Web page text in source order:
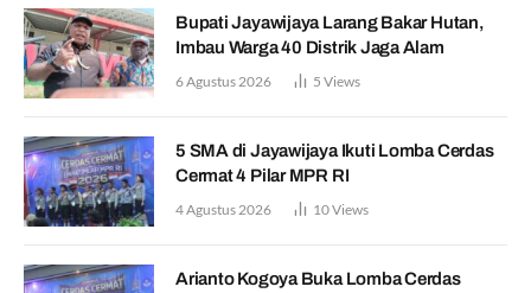
Bupati Jayawijaya Larang Bakar Hutan,
Imbau Warga 40 Distrik Jaga Alam
6 Agustus 2026 5 Views
5 SMA di Jayawijaya Ikuti Lomba Cerdas
Cermat 4 Pilar MPR RI
4 Agustus 2026 10Views
Arianto Kogoya Buka Lomba Cerdas